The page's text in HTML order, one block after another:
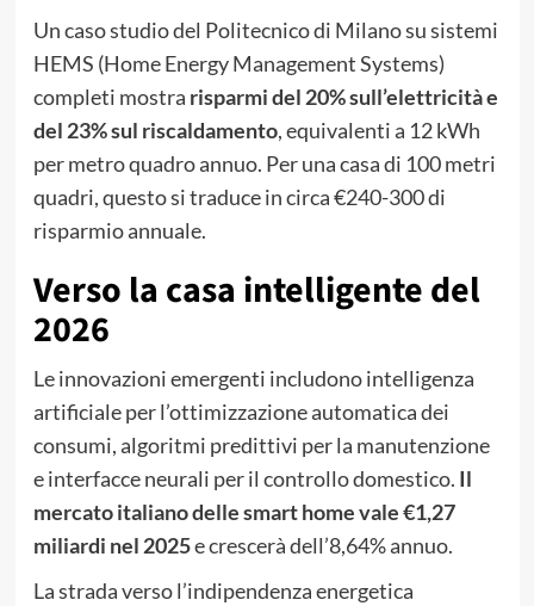
Un caso studio del Politecnico di Milano su sistemi
HEMS (Home Energy Management Systems)
completi mostra risparmi del 20% sull’elettricità e
del 23% sul riscaldamento, equivalenti a 12 kWh
per metro quadro annuo. Per una casa di 100 metri
quadri, questo si traduce in circa €240-300 di
risparmio annuale.
Verso la casa intelligente del
2026
Le innovazioni emergenti includono intelligenza
artificiale per l’ottimizzazione automatica dei
consumi, algoritmi predittivi per la manutenzione
e interfacce neurali per il controllo domestico. Il
mercato italiano delle smart home vale €1,27
miliardi nel 2025e crescerà dell’8,64% annuo.
La strada verso l’indipendenza energetica